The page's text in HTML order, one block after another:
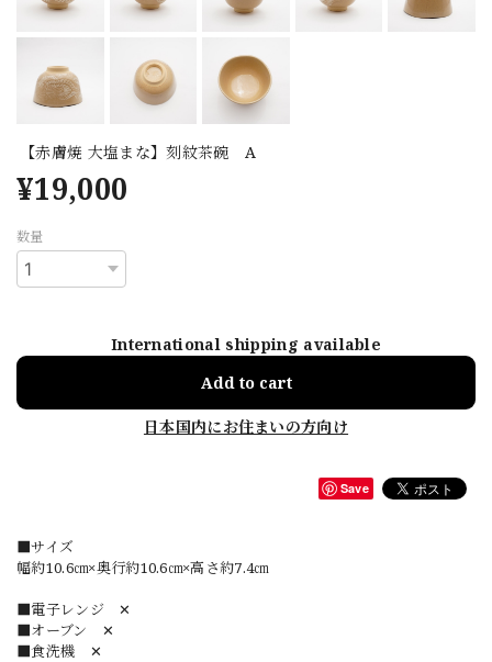
【赤膚焼 大塩まな】刻紋茶碗 A
¥19,000
数量
International shipping available
Add to cart
日本国内にお住まいの方向け
Save
■サイズ
幅約10.6㎝×奥行約10.6㎝×高さ約7.4㎝
■電子レンジ ✕
■オーブン ✕
■食洗機 ✕